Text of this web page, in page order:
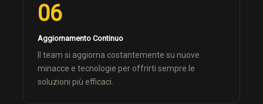
06
Aggiornamento Continuo
Il team si aggiorna costantemente su nuove
minacce e tecnologie per offrirti sempre le
soluzioni più efficaci.